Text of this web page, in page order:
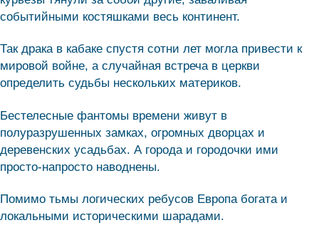
событийными костяшками весь континент.
Так драка в кабаке спустя сотни лет могла привести к
мировой войне, а случайная встреча в церкви
определить судьбы нескольких материков.
Бестелесные фантомы времени живут в
полуразрушенных замках, огромных дворцах и
деревенских усадьбах. А города и городочки ими
просто-напросто наводнены.
Помимо тьмы логических ребусов Европа богата и
локальными историческими шарадами.